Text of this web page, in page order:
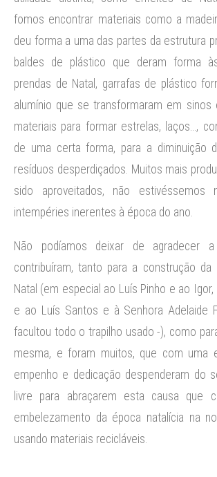
fomos encontrar materiais como a
deu forma a uma das partes da estrutura
baldes de plástico que deram forma
prendas de Natal, garrafas de plástico
alumínio que se transformaram em
materiais para formar estrelas, laços…,
de uma certa forma, para a diminuição
resíduos desperdiçados. Muitos mais
sido aproveitados, não estivéssemos
intempéries inerentes à época do ano.
Não podíamos deixar de agradecer
contribuíram, tanto para a construção da
Natal (em especial ao Luís Pinho e ao Igor,
e ao Luís Santos e à Senhora Adelaide
facultou todo o trapilho usado -), como
mesma, e foram muitos, que com uma
empenho e dedicação despenderam do
livre para abraçarem esta causa que
embelezamento da época natalícia na
usando materiais recicláveis.